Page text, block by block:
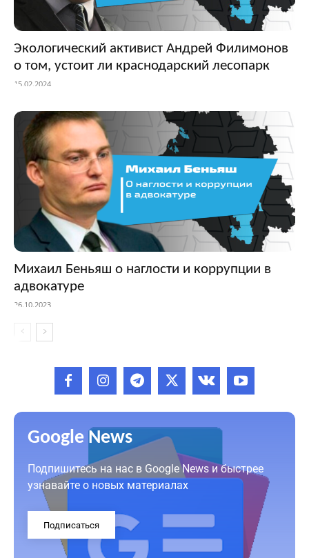
Экологический активист Андрей Филимонов
о том, устоит ли краснодарский лесопарк
15.02.2024
Михаил Беньяш о наглости и коррупции в
адвокатуре
26.10.2023
Google News
Подпишитесь на нас в Google News и быстрее
узнавайте о новых материалах
Подписаться